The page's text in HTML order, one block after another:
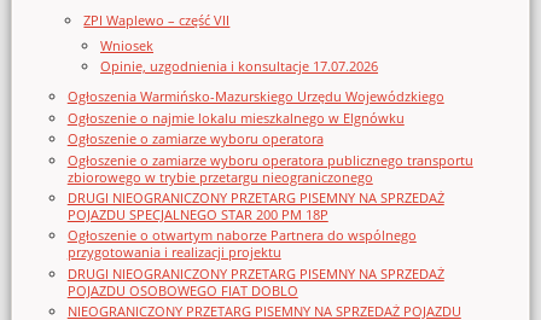
ZPI Waplewo – część VII
Wniosek
Opinie, uzgodnienia i konsultacje 17.07.2026
Ogłoszenia Warmińsko-Mazurskiego Urzędu Wojewódzkiego
Ogłoszenie o najmie lokalu mieszkalnego w Elgnówku
Ogłoszenie o zamiarze wyboru operatora
Ogłoszenie o zamiarze wyboru operatora publicznego transportu
zbiorowego w trybie przetargu nieograniczonego
DRUGI NIEOGRANICZONY PRZETARG PISEMNY NA SPRZEDAŻ
POJAZDU SPECJALNEGO STAR 200 PM 18P
Ogłoszenie o otwartym naborze Partnera do wspólnego
przygotowania i realizacji projektu
DRUGI NIEOGRANICZONY PRZETARG PISEMNY NA SPRZEDAŻ
POJAZDU OSOBOWEGO FIAT DOBLO
NIEOGRANICZONY PRZETARG PISEMNY NA SPRZEDAŻ POJAZDU